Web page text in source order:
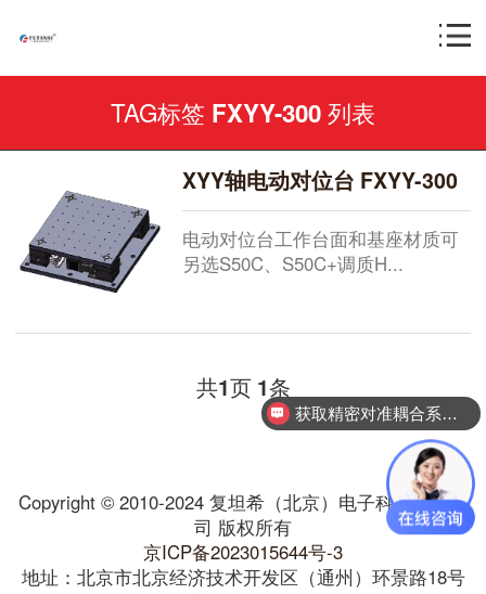
TAG标签 FXYY-300列表
XYY轴电动对位台 FXYY-300
电动对位台工作台面和基座材质可
另选S50C、S50C+调质H...
共1页 1条
Copyright © 2010-2024 复坦希（北京）电子科技有限公
司 版权所有
京ICP备2023015644号-3
地址：北京市北京经济技术开发区（通州）环景路18号
获取精密对准耦合系统技术方案